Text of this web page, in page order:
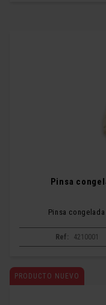
Pinsa
Pinsa
Ref: 4210001
PRODUCTO NUEVO